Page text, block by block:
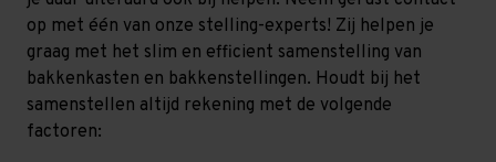
op met één van onze stelling-experts! Zij helpen je
graag met het slim en efficient samenstelling van
bakkenkasten en bakkenstellingen. Houdt bij het
samenstellen altijd rekening met de volgende
factoren: